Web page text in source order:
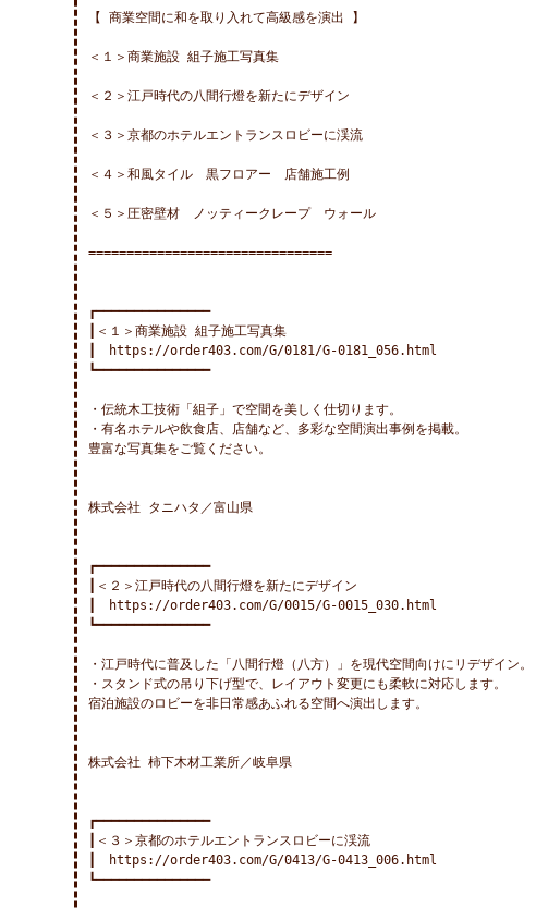
【 商業空間に和を取り入れて高級感を演出 】
＜１＞商業施設 組子施工写真集
＜２＞江戸時代の八間行燈を新たにデザイン
＜３＞京都のホテルエントランスロビーに渓流
＜４＞和風タイル　黒フロアー　店舗施工例
＜５＞圧密壁材　ノッティークレープ　ウォール
================================
┏━━━━━━━━━━━━━━━
┃＜１＞商業施設 組子施工写真集
┃　https://order403.com/G/0181/G-0181_056.html
┗━━━━━━━━━━━━━━━
・伝統木工技術「組子」で空間を美しく仕切ります。
・有名ホテルや飲食店、店舗など、多彩な空間演出事例を掲載。
豊富な写真集をご覧ください。
株式会社 タニハタ／富山県
┏━━━━━━━━━━━━━━━
┃＜２＞江戸時代の八間行燈を新たにデザイン
┃　https://order403.com/G/0015/G-0015_030.html
┗━━━━━━━━━━━━━━━
・江戸時代に普及した「八間行燈（八方）」を現代空間向けにリデザイン。
・スタンド式の吊り下げ型で、レイアウト変更にも柔軟に対応します。
宿泊施設のロビーを非日常感あふれる空間へ演出します。
株式会社 柿下木材工業所／岐阜県
┏━━━━━━━━━━━━━━━
┃＜３＞京都のホテルエントランスロビーに渓流
┃　https://order403.com/G/0413/G-0413_006.html
┗━━━━━━━━━━━━━━━